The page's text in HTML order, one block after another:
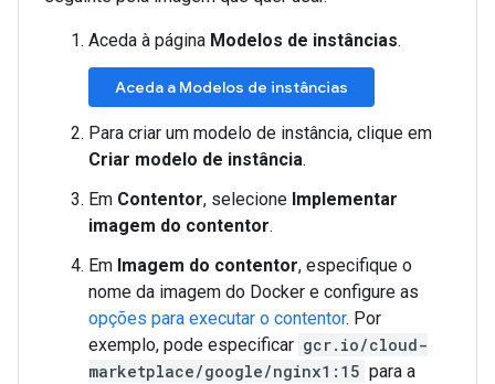
Aceda à página Modelos de instâncias.
Aceda a Modelos de instâncias
Para criar um modelo de instância, clique em
Criar modelo de instância.
Em Contentor, selecione Implementar
imagem do contentor.
Em Imagem do contentor, especifique o
nome da imagem do Docker e configure as
opções para executar o contentor. Por
exemplo, pode especificar gcr.io/cloud-
marketplace/google/nginx1:15 para a